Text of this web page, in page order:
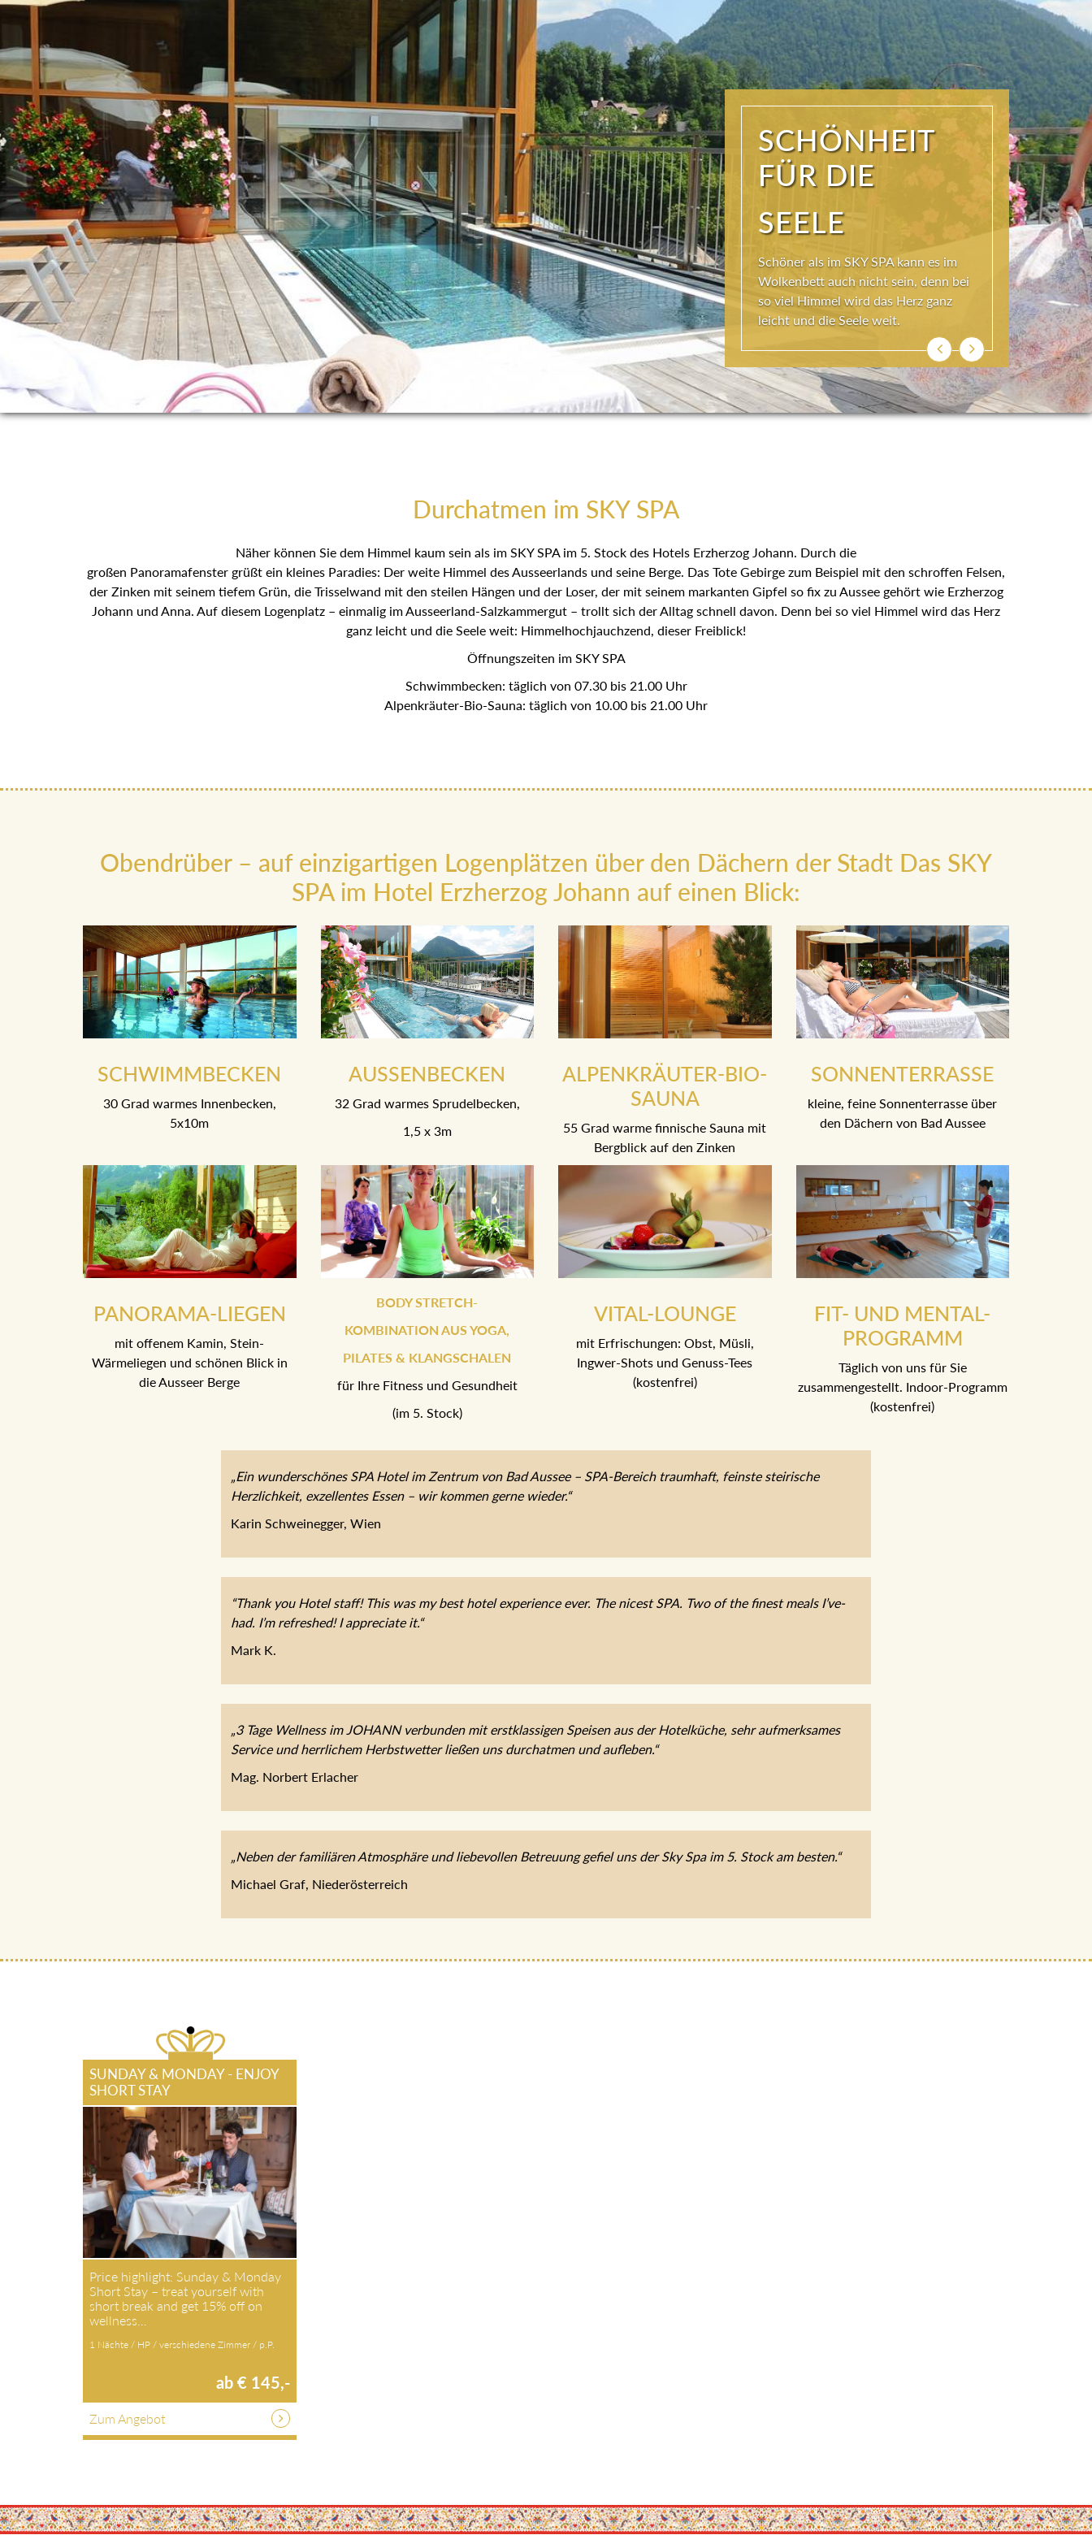
WIR SIND
FRISCH UND
MUNTER!
Ist der Körper in Bewegung, kann die
Seele besser baumeln. Das Hotel
Erzherzog Johann bietet dafür täglich
das FIT- und MENTAL-Programm.
ZurückWeiter
Durchatmen im SKY SPA
Näher können Sie dem Himmel kaum sein als im SKY SPA im 5. Stock des Hotels Erzherzog Johann. Durch die
großen Panoramafenster grüßt ein kleines Paradies: Der weite Himmel des Ausseerlands und seine Berge. Das Tote Gebirge zum Beispiel mit den schroffen Felsen,
der Zinken mit seinem tiefem Grün, die Trisselwand mit den steilen Hängen und der Loser, der mit seinem markanten Gipfel so fix zu Aussee gehört wie Erzherzog
Johann und Anna. Auf diesem Logenplatz – einmalig im Ausseerland-Salzkammergut – trollt sich der Alltag schnell davon. Denn bei so viel Himmel wird das Herz
ganz leicht und die Seele weit: Himmelhochjauchzend, dieser Freiblick!
Öffnungszeiten im SKY SPA
Schwimmbecken: täglich von 07.30 bis 21.00 Uhr
Alpenkräuter-Bio-Sauna: täglich von 10.00 bis 21.00 Uhr
Obendrüber – auf einzigartigen Logenplätzen über den Dächern der Stadt Das SKY
SPA im Hotel Erzherzog Johann auf einen Blick:
SCHWIMMBECKEN
30 Grad warmes Innenbecken,
5x10m
AUSSENBECKEN
32 Grad warmes Sprudelbecken,
1,5 x 3m
ALPENKRÄUTER-BIO-
SAUNA
55 Grad warme finnische Sauna mit
Bergblick auf den Zinken
SONNENTERRASSE
kleine, feine Sonnenterrasse über
den Dächern von Bad Aussee
PANORAMA-LIEGEN
mit offenem Kamin, Stein-
Wärmeliegen und schönen Blick in
die Ausseer Berge
BODY STRETCH-
KOMBINATION AUS YOGA,
PILATES & KLANGSCHALEN
für Ihre Fitness und Gesundheit
(im 5. Stock)
VITAL-LOUNGE
mit Erfrischungen: Obst, Müsli,
Ingwer-Shots und Genuss-Tees
(kostenfrei)
FIT- UND MENTAL-
PROGRAMM
Täglich von uns für Sie
zusammengestellt. Indoor-Programm
(kostenfrei)
„Ein wunderschönes SPA Hotel im Zentrum von Bad Aussee – SPA-Bereich traumhaft, feinste steirische
Herzlichkeit, exzellentes Essen – wir kommen gerne wieder.“
Karin Schweinegger, Wien
“Thank you Hotel staff! This was my best hotel experience ever. The nicest SPA. Two of the finest meals I’ve-
had. I’m refreshed! I appreciate it.“
Mark K.
„3 Tage Wellness im JOHANN verbunden mit erstklassigen Speisen aus der Hotelküche, sehr aufmerksames
Service und herrlichem Herbstwetter ließen uns durchatmen und aufleben.“
Mag. Norbert Erlacher
„Neben der familiären Atmosphäre und liebevollen Betreuung gefiel uns der Sky Spa im 5. Stock am besten.“
Michael Graf, Niederösterreich
SUNDAY & MONDAY - ENJOY
SHORT STAY
Price highlight: Sunday & Monday
Short Stay – treat yourself with
short break and get 15% off on
wellness…
1 Nächte / HP / verschiedene Zimmer / p.P.
ab € 145,-
Zum Angebot